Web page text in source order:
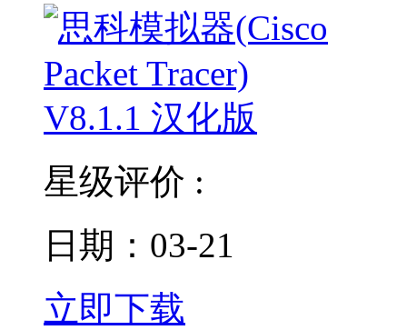
星级评价 :
日期：03-21
立即下载